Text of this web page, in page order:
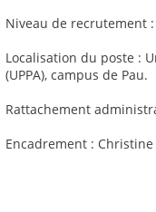
Niveau de recrutement
Localisation du poste :
(UPPA), campus de Pau.
Rattachement
Encadrement :